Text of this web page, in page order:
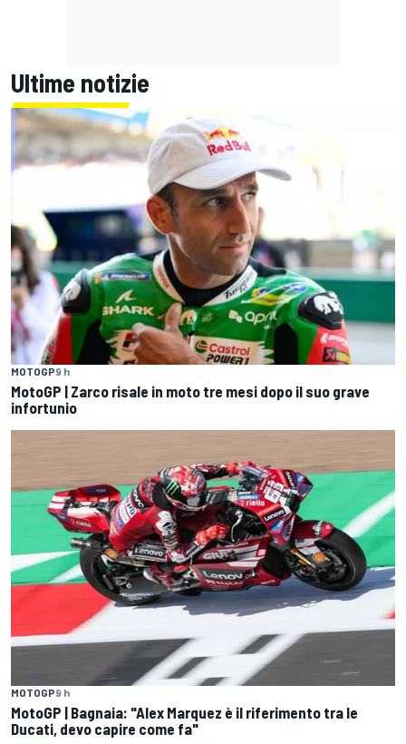
Ultime notizie
MOTOGP9 h
MotoGP | Zarco risale in moto tre mesi dopo il suo grave
infortunio
MOTOGP9 h
MotoGP | Bagnaia: "Alex Marquez è il riferimento tra le
Ducati, devo capire come fa"